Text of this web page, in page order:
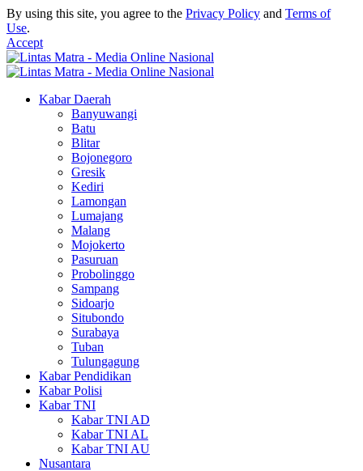
By using this site, you agree to the Privacy Policy and Terms of
Use.
Accept
Kabar Daerah
Banyuwangi
Batu
Blitar
Bojonegoro
Gresik
Kediri
Lamongan
Lumajang
Malang
Mojokerto
Pasuruan
Probolinggo
Sampang
Sidoarjo
Situbondo
Surabaya
Tuban
Tulungagung
Kabar Pendidikan
Kabar Polisi
Kabar TNI
Kabar TNI AD
Kabar TNI AL
Kabar TNI AU
Nusantara